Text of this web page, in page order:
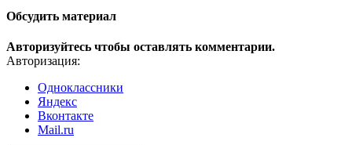
Обсудить материал
Авторизуйтесь чтобы оставлять комментарии.
Авторизация:
Одноклассники
Яндекс
Вконтакте
Mail.ru